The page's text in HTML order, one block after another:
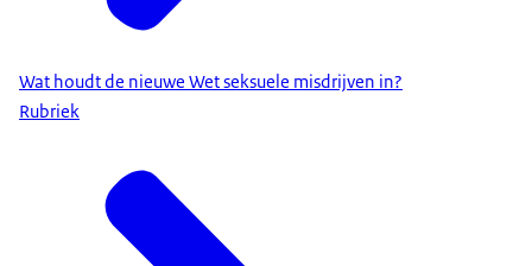
Wat houdt de nieuwe Wet seksuele misdrijven in?
Rubriek